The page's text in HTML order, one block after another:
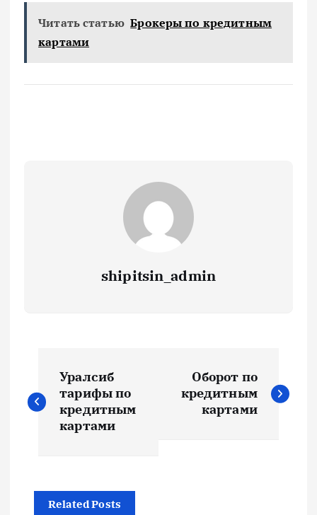
Читать статью Брокеры по кредитным
картами
shipitsin_admin
а
г
Уралсиб
тарифы по
кредитным
картами
Оборот по
кредитным
картами
Related Posts